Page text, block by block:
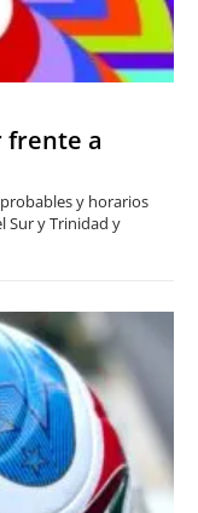
frente a
y horarios
Sur y Trinidad y